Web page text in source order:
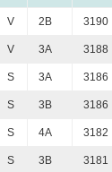
V 2B 3190
V 3A 3188
S 3A 3186
S 3B 3186
S 4A 3182
S 3B 3181